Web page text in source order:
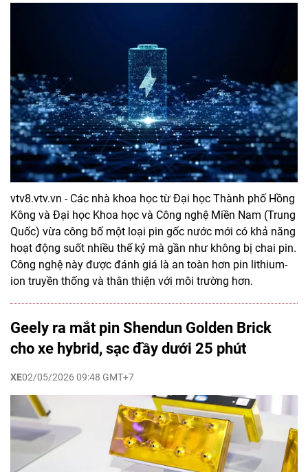
vtv8.vtv.vn - Các nhà khoa học từ Đại học Thành phố Hồng
Kông và Đại học Khoa học và Công nghệ Miền Nam (Trung
Quốc) vừa công bố một loại pin gốc nước mới có khả năng
hoạt động suốt nhiều thế kỷ mà gần như không bị chai pin.
Công nghệ này được đánh giá là an toàn hơn pin lithium-
ion truyền thống và thân thiện với môi trường hơn.
Geely ra mắt pin Shendun Golden Brick
cho xe hybrid, sạc đầy dưới 25 phút
XE02/05/2026 09:48 GMT+7